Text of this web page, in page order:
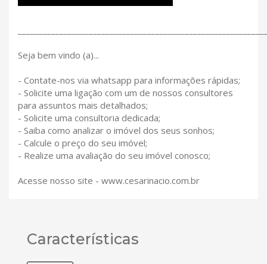
Seja bem vindo (a)...
- Contate-nos via whatsapp para informações rápidas;
- Solicite uma ligação com um de nossos consultores
para assuntos mais detalhados;
- Solicite uma consultoria dedicada;
- Saiba como analizar o imóvel dos seus sonhos;
- Calcule o preço do seu imóvel;
- Realize uma avaliação do seu imóvel conosco;
Acesse nosso site - www.cesarinacio.com.br
Características